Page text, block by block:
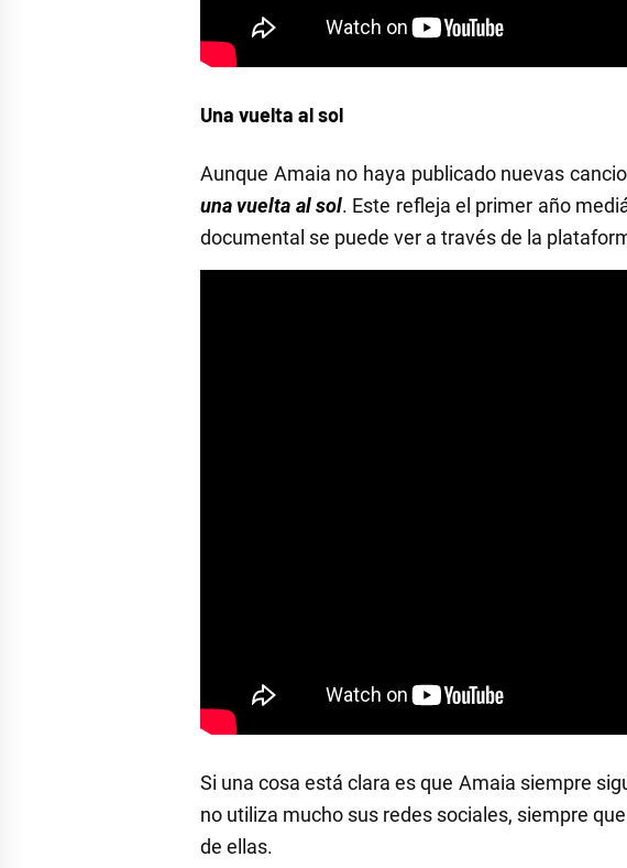
Una vuelta al sol
Aunque Amaia no haya publicado nuevas
una vuelta al sol. Este refleja el primer año
documental se puede ver a través de la
Si una cosa está clara es que Amaia siempre
no utiliza mucho sus redes sociales, siempre
de ellas.